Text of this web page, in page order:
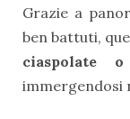
Grazie a
ben battuti,
ciaspolate
immergendosi